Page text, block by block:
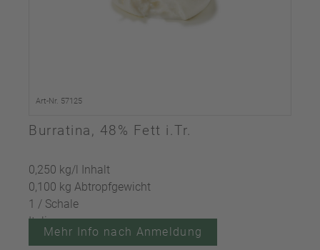
Art-Nr. 57125
Burratina, 48% Fett i.Tr.
0,250 kg/l Inhalt
0,100 kg Abtropfgewicht
1 / Schale
Italien
Mehr Info nach Anmeldung